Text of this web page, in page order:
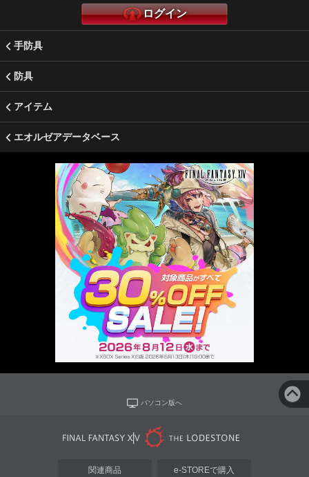
ログイン
手防具
防具
アイテム
エオルゼアデータベース
パソコン版へ
関連商品 e-STOREで購入